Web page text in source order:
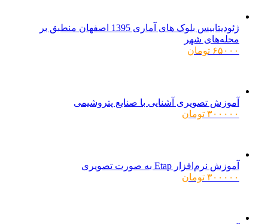
ژئودیتابیس بلوک های آماری 1395 اصفهان منطبق بر
محله‌های شهر
۶۵۰۰۰ تومان
آموزش تصویری آشنایی با صنایع پتروشیمی
۳۰۰۰۰۰ تومان
آموزش نرم‌افزار Etap به صورت تصویری
۳۰۰۰۰۰ تومان